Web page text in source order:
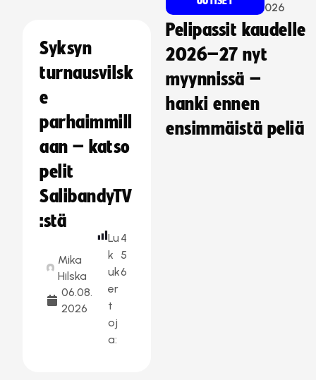
Syksyn
turnausvilsk
e
parhaimmill
aan – katso
pelit
SalibandyTV
:stä
Mika
Hilska
06.08.
2026
Lu
k
uk
er
t
oj
a:
4
5
6
026
Pelipassit kaudelle
2026–27 nyt
myynnissä –
hanki ennen
ensimmäistä peliä